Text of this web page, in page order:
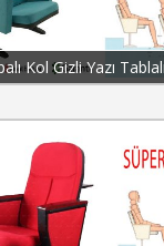
Kol Gizli Yazı